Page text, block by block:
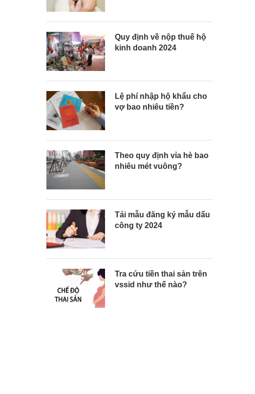
Quy định về nộp thuế hộ
kinh doanh 2024
Lệ phí nhập hộ khẩu cho
vợ bao nhiêu tiền?
Theo quy định vỉa hè bao
nhiêu mét vuông?
Tải mẫu đăng ký mẫu dấu
công ty 2024
Tra cứu tiền thai sản trên
vssid như thế nào?